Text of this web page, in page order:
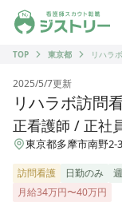
ジストリー 看護師
TOP
東京都 リハラ
2025/5/7更新
リハラボ訪問
正看護師 / 正社
東京都多摩市南野2-
訪問看護 日勤のみ
月給34万円〜40万円